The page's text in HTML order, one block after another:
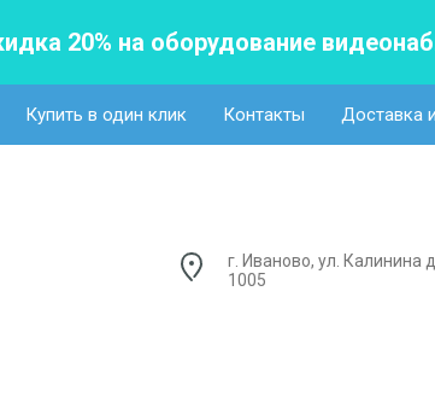
20% на оборудование
Купить в один клик Контакты Доставка
г. Иваново, ул. Калинина
1005